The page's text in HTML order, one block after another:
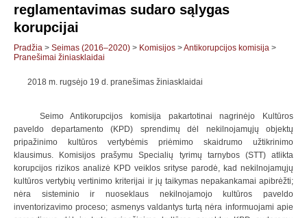
reglamentavimas sudaro sąlygas
korupcijai
Pradžia > Seimas (2016–2020) > Komisijos >Antikorupcijos komisija >
Pranešimai žiniasklaidai
2018 m. rugsėjo 19 d. pranešimas žiniasklaidai
Seimo Antikorupcijos komisija pakartotinai nagrinėjo Kultūros
paveldo departamento (KPD) sprendimų dėl nekilnojamųjų objektų
pripažinimo kultūros vertybėmis priėmimo skaidrumo užtikrinimo
klausimus. Komisijos prašymu Specialių tyrimų tarnybos (STT) atlikta
korupcijos rizikos analizė KPD veiklos srityse parodė, kad nekilnojamųjų
kultūros vertybių vertinimo kriterijai ir jų taikymas nepakankamai apibrėžti;
nėra sisteminio ir nuoseklaus nekilnojamojo kultūros paveldo
inventorizavimo proceso; asmenys valdantys turtą nėra informuojami apie